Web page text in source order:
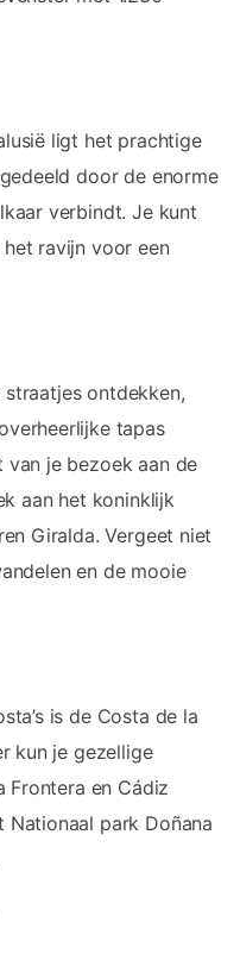
ligt het prachtige
door de enorme
verbindt. Je kunt
ravijn voor een
straatjes ontdekken,
tapas
je bezoek aan de
aan het koninklijk
Giralda. Vergeet niet
en de mooie
is de Costa de la
kun je gezellige
Frontera en Cádiz
Nationaal park Doñana